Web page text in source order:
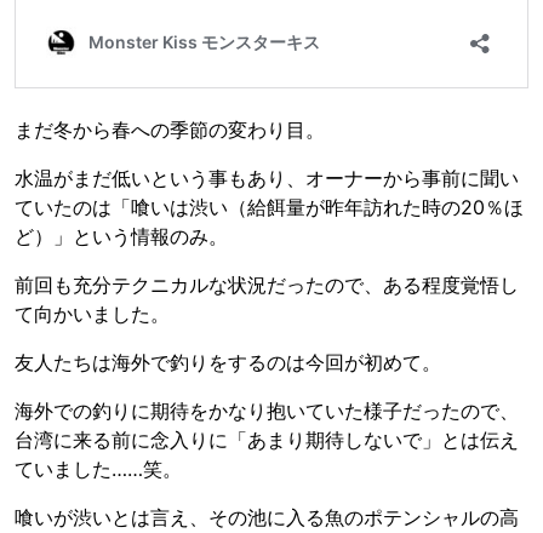
まだ冬から春への季節の変わり目。
水温がまだ低いという事もあり、オーナーから事前に聞い
ていたのは「喰いは渋い（給餌量が昨年訪れた時の20％ほ
ど）」という情報のみ。
前回も充分テクニカルな状況だったので、ある程度覚悟し
て向かいました。
友人たちは海外で釣りをするのは今回が初めて。
海外での釣りに期待をかなり抱いていた様子だったので、
台湾に来る前に念入りに「あまり期待しないで」とは伝え
ていました……笑。
喰いが渋いとは言え、その池に入る魚のポテンシャルの高